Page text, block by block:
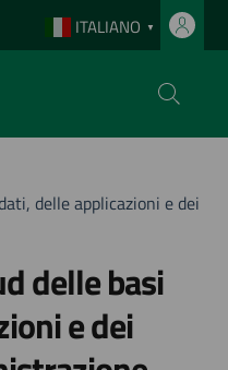
ITALIANO ▼
delle applicazioni e dei
delle basi
e dei